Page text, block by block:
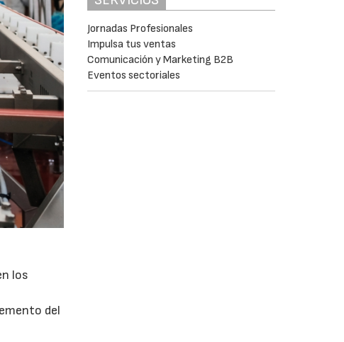
los
del
Jornadas Profesionales
Impulsa tus ventas
Comunicación y Marketing B2B
Eventos sectoriales